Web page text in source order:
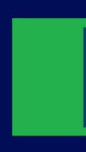
ROZWÓJ
O!